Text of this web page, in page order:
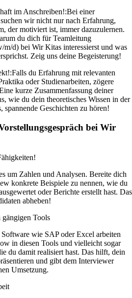
im Anschreiben!:Bei einer
wir nicht nur nach Erfahrung,
der motiviert ist, immer dazuzulernen.
du dich für Teamleitung
d) bei Wir Kitas interessierst und was
Zeig uns deine Begeisterung!
Falls du Erfahrung mit relevanten
oder Studienarbeiten, zögere
kurze Zusammenfassung deiner
wie du dein theoretisches Wissen in der
spannende Geschichten zu hören!
bei Wir
um Zahlen und Analysen. Bereite dich
konkrete Beispiele zu nennen, wie du
oder Berichte erstellt hast. Das
abheben!
Tools
wie SAP oder Excel arbeiten
in diesen Tools und vielleicht sogar
du damit realisiert hast. Das hilft, dein
und gibt dem Interviewer
Umsetzung.